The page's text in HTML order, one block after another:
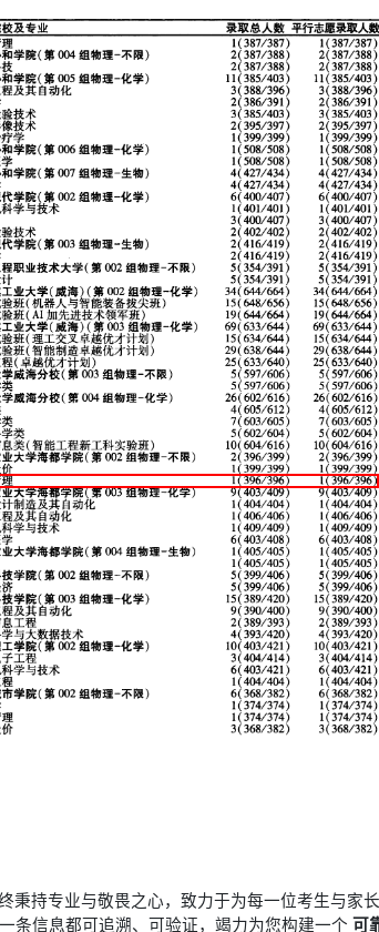
秉持专业与敬畏之心，致力于为每一位考生与家
条信息都可追溯、可验证，竭力为您构建一个 可